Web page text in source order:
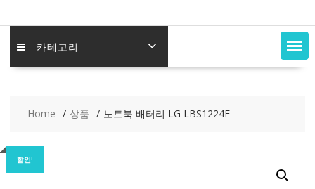
카테고리
Home 상품 노트북 배터리 LG LBS1224E
할인!